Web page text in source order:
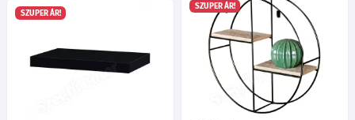
SZUPER ÁR!
SZUPER ÁR!